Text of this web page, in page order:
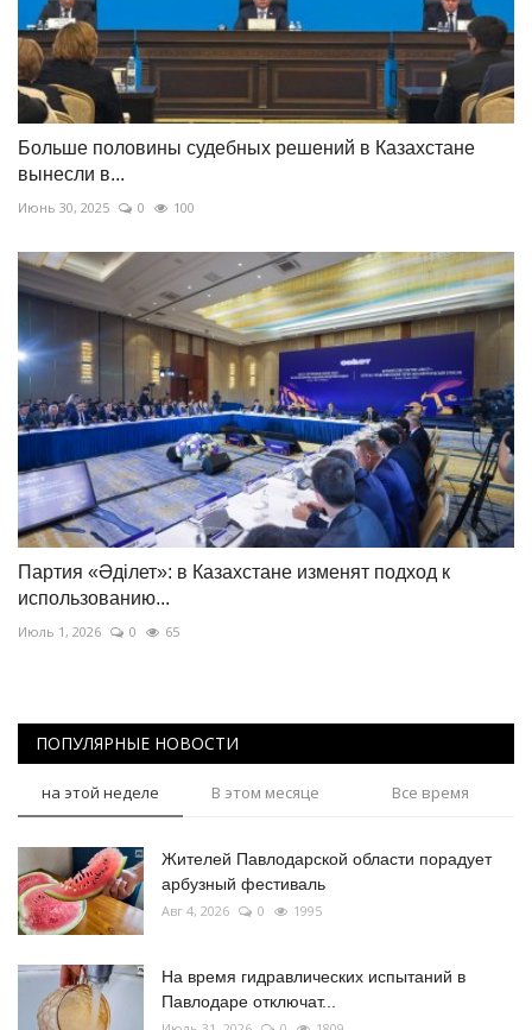
Больше половины судебных решений в Казахстане
вынесли в...
Июнь 30, 2025 0 100
Партия «Əділет»: в Казахстане изменят подход к
использованию...
Июль 1, 2026 0 65
ПОПУЛЯРНЫЕ НОВОСТИ
на этой неделе В этом месяце Все время
Жителей Павлодарской области порадует
арбузный фестиваль
Авг 4, 2026 0 1995
На время гидравлических испытаний в
Павлодаре отключат...